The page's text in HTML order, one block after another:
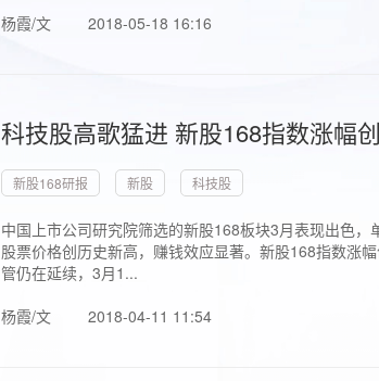
杨霞/文
2018-05-18 16:16
科技股高歌猛进 新股168指数涨幅
新股168研报 新股 科技股
中国上市公司研究院筛选的新股168板块3月表现出色
股票价格创历史新高，赚钱效应显著。新股168指数涨
管仍在延续，3月1...
杨霞/文
2018-04-11 11:54